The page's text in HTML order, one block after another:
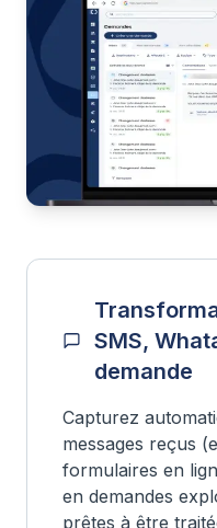
SMS,
demande
Capturez
messages reçus
formulaires en
en demandes
prêtes à être